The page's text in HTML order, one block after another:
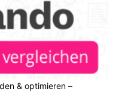
& optimieren –